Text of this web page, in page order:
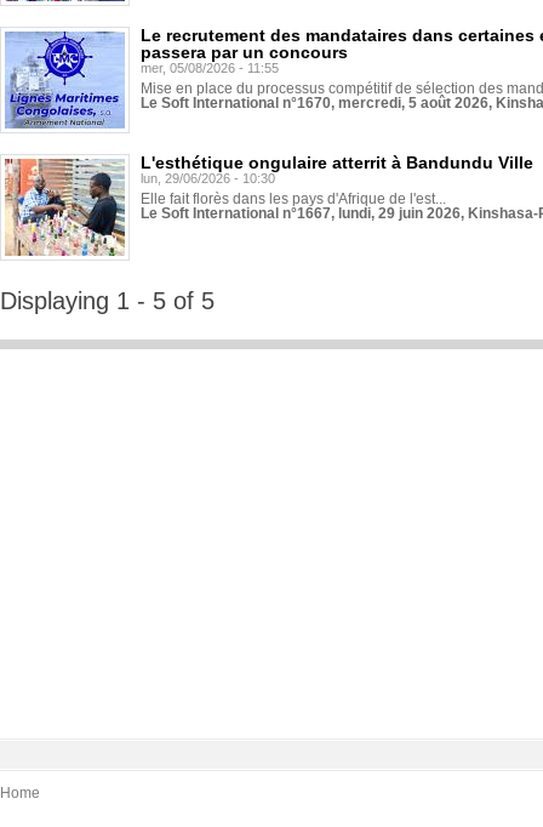
Le recrutement des mandataires dans
passera par un concours
mer, 05/08/2026 - 11:55
Mise en place du processus compétitif de sélection des
Le Soft International n°1670, mercredi, 5 août 2026,
L'esthétique ongulaire atterrit à Bandundu Ville
lun, 29/06/2026 - 10:30
Elle fait florès dans les pays d'Afrique de l'est...
Le Soft International n°1667, lundi, 29 juin 2026,
Displaying 1 - 5 of 5
Home